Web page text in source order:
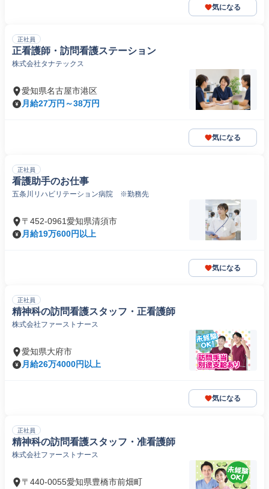
気になる
正社員
正看護師・訪問看護ステーション
株式会社タナテックス
愛知県名古屋市港区
月給27万円～38万円
気になる
正社員
看護助手のお仕事
五条川リハビリテーション病院 ※勤務先
〒452-0961愛知県清須市
月給19万600円以上
気になる
正社員
精神科の訪問看護スタッフ・正看護師
株式会社ファーストナース
愛知県大府市
月給26万4000円以上
気になる
正社員
精神科の訪問看護スタッフ・准看護師
株式会社ファーストナース
〒440-0055愛知県豊橋市前畑町